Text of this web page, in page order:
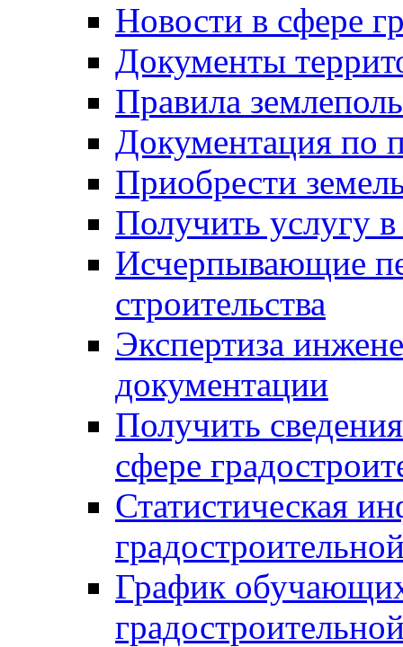
Новости в сфере
Документы
Правила
Документация по
Приобрести
Получить услугу в
Исчерпывающие
строительства
Экспертиза
документации
Получить
сфере
Статистическая
График